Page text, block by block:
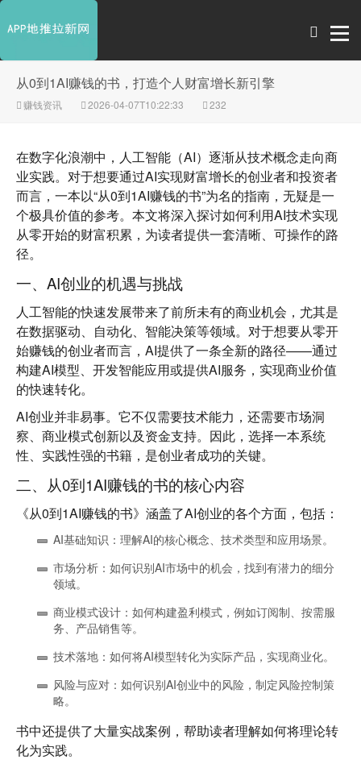
从0到1AI赚钱的书，打造个人财富增长新引擎
赚钱资讯 2026-04-07T10:22:33 232
在数字化浪潮中，人工智能（AI）逐渐从技术概念走向商
业实践。对于想要通过AI实现财富增长的创业者和投资者
而言，一本以“从0到1AI赚钱的书”为名的指南，无疑是一
个极具价值的参考。本文将深入探讨如何利用AI技术实现
从零开始的财富积累，为读者提供一套清晰、可操作的路
径。
一、AI创业的机遇与挑战
人工智能的快速发展带来了前所未有的商业机会，尤其是
在数据驱动、自动化、智能决策等领域。对于想要从零开
始赚钱的创业者而言，AI提供了一条全新的路径——通过
构建AI模型、开发智能应用或提供AI服务，实现商业价值
的快速转化。
AI创业并非易事。它不仅需要技术能力，还需要市场洞
察、商业模式创新以及资金支持。因此，选择一本系统
性、实践性强的书籍，是创业者成功的关键。
二、从0到1AI赚钱的书的核心内容
《从0到1AI赚钱的书》涵盖了AI创业的各个方面，包括：
AI基础知识 ：理解AI的核心概念、技术类型和应用场景。
市场分析 ：如何识别AI市场中的机会，找到有潜力的细分
领域。
商业模式设计 ：如何构建盈利模式，例如订阅制、按需服
务、产品销售等。
技术落地 ：如何将AI模型转化为实际产品，实现商业化。
风险与应对 ：如何识别AI创业中的风险，制定风险控制策
略。
书中还提供了大量实战案例，帮助读者理解如何将理论转
化为实践。